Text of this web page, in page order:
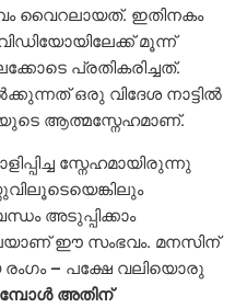
വൈറലായത്. ഇതിനകം
മൂന്ന്
പ്രതികരിച്ചത്.
ഒരു വിദേശ നാട്ടിൽ
ആത്മസ്നേഹമാണ്.
സ്നേഹമായിരുന്നു
അടുപ്പിക്കാം
ഈ സംഭവം. മനസിന്
– പക്ഷേ വലിയൊരു
അതിന്